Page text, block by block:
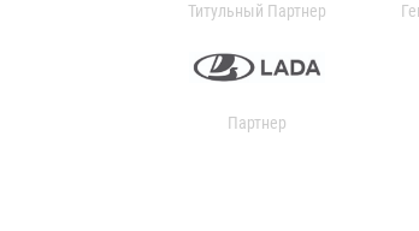
Титульный Партнер
Партнер